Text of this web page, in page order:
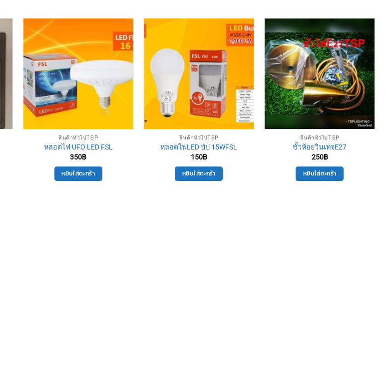
สินค้าทั่วไปTSP
หลอดไฟ UFO LED FSL
350฿
หยิบใส่ตะกร้า
สินค้าทั่วไปTSP
หลอดไฟLED บัป 15WFSL
150฿
หยิบใส่ตะกร้า
สินค้าทั่วไปTSP
ขั้วห้อยวินเทจE27
250฿
หยิบใส่ตะกร้า